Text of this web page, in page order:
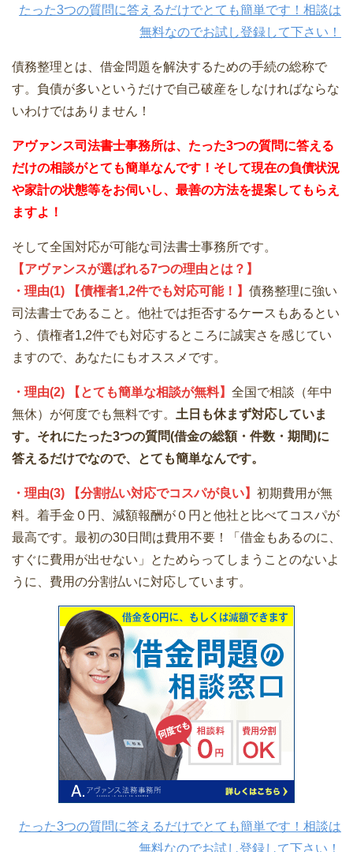
たった3つの質問に答えるだけでとても簡単です！相談は
無料なのでお試し登録して下さい！
債務整理とは、借金問題を解決するための手続の総称で
す。負債が多いというだけで自己破産をしなければならな
いわけではありません！
アヴァンス司法書士事務所は、 たった3つの質問に答える
だけの相談がとても簡単なんです！そして現在の負債状況
や家計の状態等をお伺いし、最善の方法を提案してもらえ
ますよ！
そして全国対応が可能な司法書士事務所です。
【アヴァンスが選ばれる7つの理由とは？】
・理由(1) 【債権者1,2件でも対応可能！】 債務整理に強い
司法書士であること。他社では拒否するケースもあるとい
う、債権者1,2件でも対応するところに誠実さを感じてい
ますので、あなたにもオススメです。
・理由(2) 【とても簡単な相談が無料】 全国で相談（年中
無休）が何度でも無料です。 土日も休まず対応していま
す。それにたった3つの質問(借金の総額・件数・期間)に
答えるだけでなので、とても簡単なんです。
・理由(3) 【分割払い対応でコスパが良い】 初期費用が無
料。着手金０円、減額報酬が０円と他社と比べてコスパが
最高です。最初の30日間は費用不要！「借金もあるのに、
すぐに費用が出せない」とためらってしまうことのないよ
うに、費用の分割払いに対応しています。
たった3つの質問に答えるだけでとても簡単です！相談は
無料なのでお試し登録して下さい！